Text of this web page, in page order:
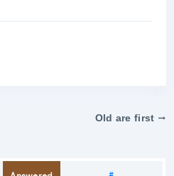
Old are first